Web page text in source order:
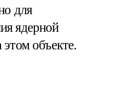
для
ядерной
объекте.